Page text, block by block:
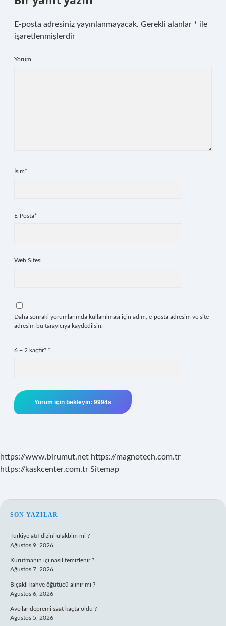
E-posta adresiniz yayınlanmayacak. Gerekli alanlar * ile
işaretlenmişlerdir
Yorum
İsim*
E-Posta*
Web Sitesi
Daha sonraki yorumlarımda kullanılması için adım, e-posta adresim ve site
adresim bu tarayıcıya kaydedilsin.
6 + 2 kaçtır? *
https://www.birumut.net https://magnotech.com.tr
https://kaskcenter.com.tr Sitemap
SIDEBAR
SON YAZILAR
Türkiye atıf dizini ulakbim mi ?
Ağustos 9, 2026
Kurutmanın içi nasıl temizlenir ?
Ağustos 7, 2026
Bıçaklı kahve öğütücü alınır mı ?
Ağustos 6, 2026
Avcılar depremi saat kaçta oldu ?
Ağustos 5, 2026